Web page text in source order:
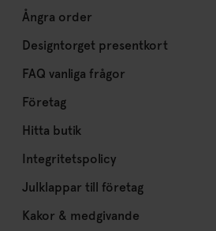
Ångra order
Designtorget presentkort
FAQ vanliga frågor
Företag
Hitta butik
Integritetspolicy
Julklappar till företag
Kakor & medgivande